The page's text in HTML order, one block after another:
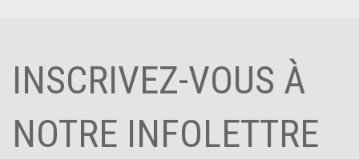
INSCRIVEZ-VOUS À
NOTRE INFOLETTRE